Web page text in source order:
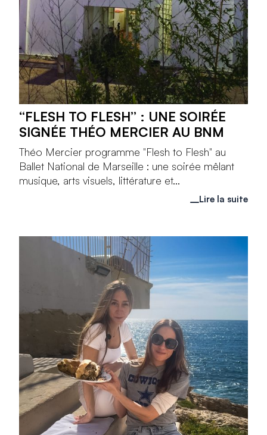
“FLESH TO FLESH” : UNE SOIRÉE
SIGNÉE THÉO MERCIER AU BNM
Théo Mercier programme "Flesh to Flesh" au
Ballet National de Marseille : une soirée mêlant
musique, arts visuels, littérature et...
Lire la suite